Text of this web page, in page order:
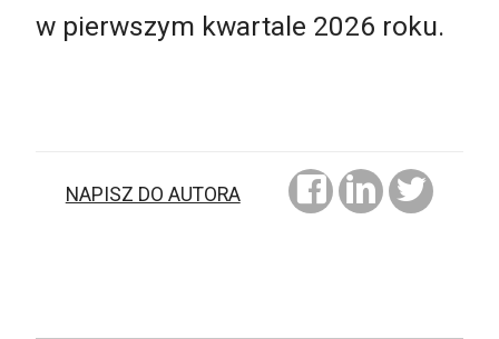
w pierwszym kwartale 2026 roku.
NAPISZ DO AUTORA